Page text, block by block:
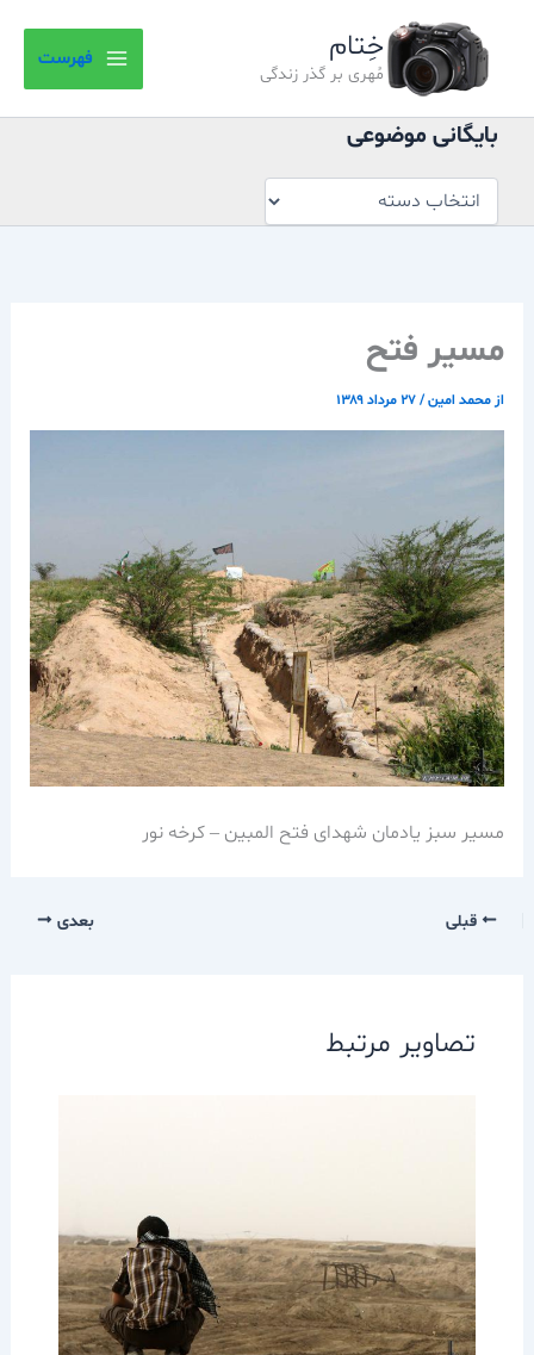
خِتام
مُهری بر گذر زندگی
فهرست
بایگانی موضوعی
موضوعی
مسیر فتح
از محمد امین/۲۷ مرداد ۱۳۸۹
مسیر سبز یادمان شهدای فتح المبین – کرخه نور
قبلی بعدی
تصاویر مرتبط